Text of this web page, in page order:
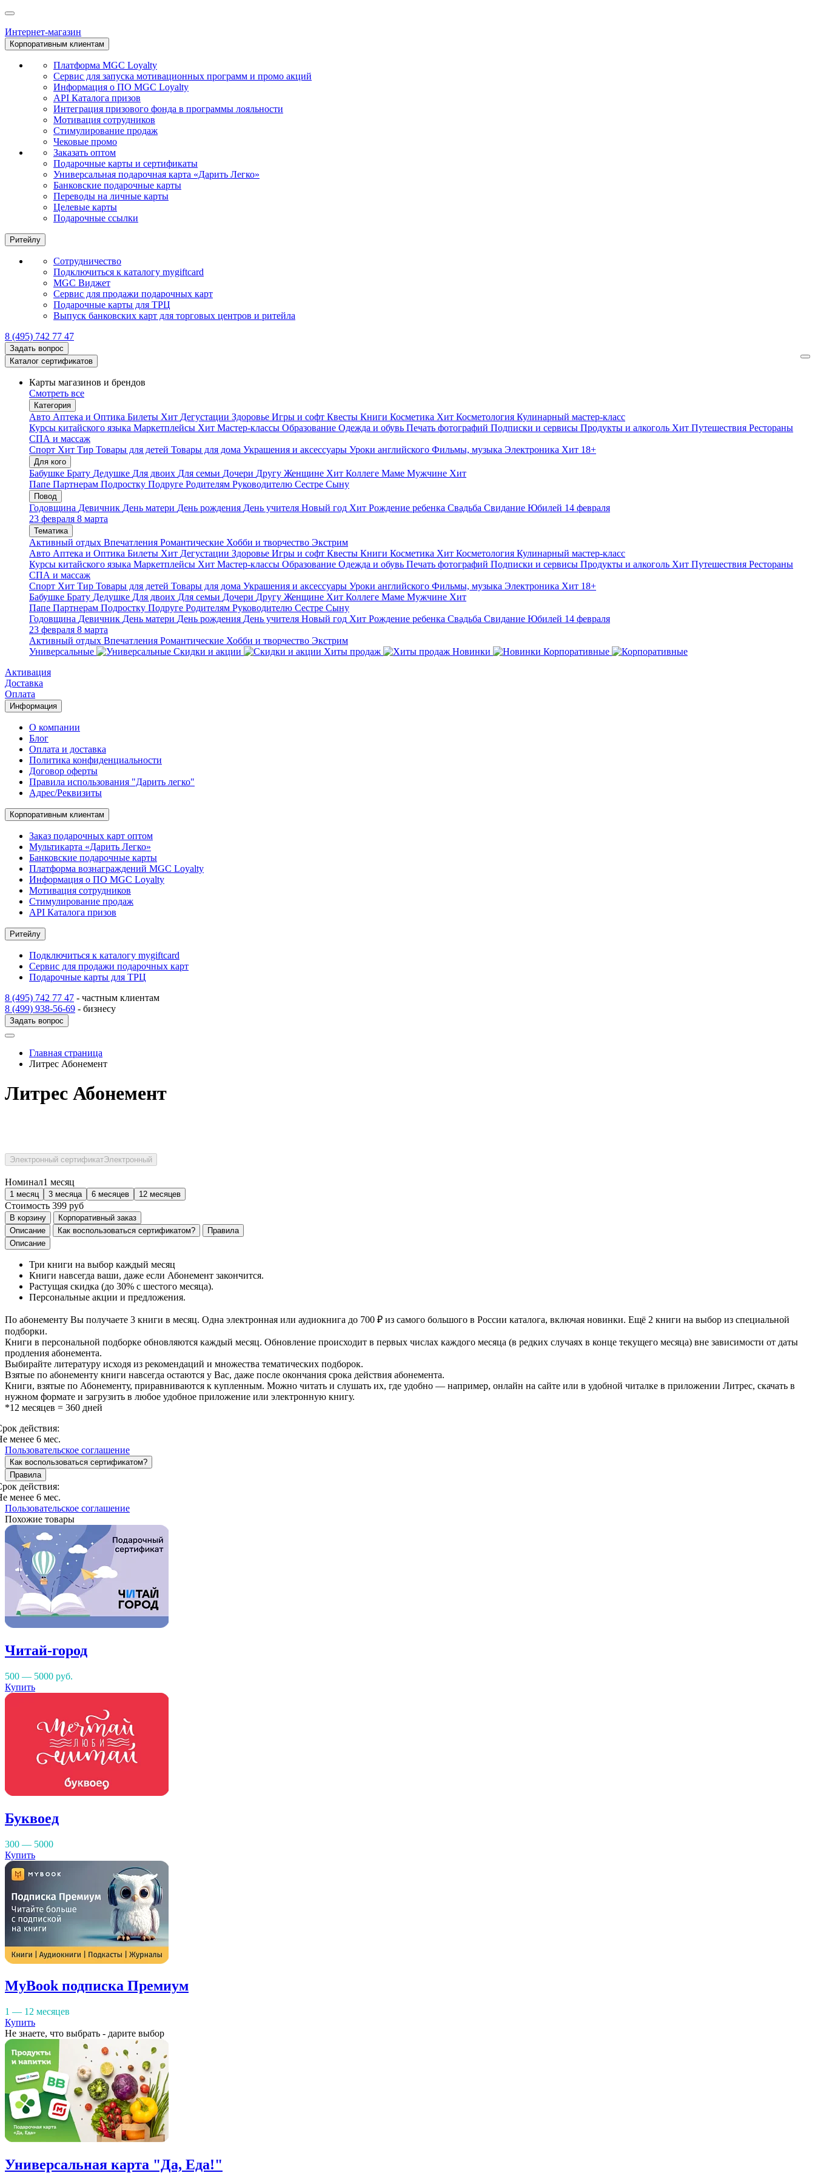
Интернет-магазин
Корпоративным клиентам
Платформа MGC Loyalty
Сервис для запуска мотивационных программ и промо акций
Информация о ПО MGC Loyalty
API Каталога призов
Интеграция призового фонда в программы лояльности
Мотивация сотрудников
Стимулирование продаж
Чековые промо
Заказать оптом
Подарочные карты и сертификаты
Универсальная подарочная карта «Дарить Легко»
Банковские подарочные карты
Переводы на личные карты
Целевые карты
Подарочные ссылки
Ритейлу
Сотрудничество
Подключиться к каталогу mygiftcard
MGC Виджет
Сервис для продажи подарочных карт
Подарочные карты для ТРЦ
Выпуск банковских карт для торговых центров и ритейла
8 (495) 742 77 47
Задать вопрос
Каталог сертификатов
Карты магазинов и брендов
Смотреть все
Категория
Авто Аптека и Оптика Билеты Хит Дегустации Здоровье Игры и софт Квесты Книги Косметика Хит Косметология Кулинарный мастер-класс
Курсы китайского языка Маркетплейсы Хит Мастер-классы Образование Одежда и обувь Печать фотографий Подписки и сервисы Продукты и алкоголь Хит Путешествия Рестораны
СПА и массаж
Спорт Хит Тир Товары для детей Товары для дома Украшения и аксессуары Уроки английского Фильмы, музыка Электроника Хит 18+
Для кого
Бабушке Брату Дедушке Для двоих Для семьи Дочери Другу Женщине Хит Коллеге Маме Мужчине Хит
Папе Партнерам Подростку Подруге Родителям Руководителю Сестре Сыну
Повод
Годовщина Девичник День матери День рождения День учителя Новый год Хит Рождение ребенка Свадьба Свидание Юбилей 14 февраля
23 февраля 8 марта
Тематика
Активный отдых Впечатления Романтические Хобби и творчество Экстрим
Авто Аптека и Оптика Билеты Хит Дегустации Здоровье Игры и софт Квесты Книги Косметика Хит Косметология Кулинарный мастер-класс
Курсы китайского языка Маркетплейсы Хит Мастер-классы Образование Одежда и обувь Печать фотографий Подписки и сервисы Продукты и алкоголь Хит Путешествия Рестораны
СПА и массаж
Спорт Хит Тир Товары для детей Товары для дома Украшения и аксессуары Уроки английского Фильмы, музыка Электроника Хит 18+
Бабушке Брату Дедушке Для двоих Для семьи Дочери Другу Женщине Хит Коллеге Маме Мужчине Хит
Папе Партнерам Подростку Подруге Родителям Руководителю Сестре Сыну
Годовщина Девичник День матери День рождения День учителя Новый год Хит Рождение ребенка Свадьба Свидание Юбилей 14 февраля
23 февраля 8 марта
Активный отдых Впечатления Романтические Хобби и творчество Экстрим
Универсальные
Скидки и акции Хиты продаж Новинки
Корпоративные
Активация
Доставка
Оплата
Информация
О компании
Блог
Оплата и доставка
Политика конфиденциальности
Договор оферты
Правила использования "Дарить легко"
Адрес/Реквизиты
Корпоративным клиентам
Заказ подарочных карт оптом
Мультикарта «Дарить Легко»
Банковские подарочные карты
Платформа вознаграждений MGC Loyalty
Информация о ПО MGC Loyalty
Мотивация сотрудников
Стимулирование продаж
API Каталога призов
Ритейлу
Подключиться к каталогу mygiftcard
Сервис для продажи подарочных карт
Подарочные карты для ТРЦ
8 (495) 742 77 47 - частным клиентам
8 (499) 938-56-69 - бизнесу
Задать вопрос
Главная страница
Литрес Абонемент
Литрес Абонемент
Электронный сертификатЭлектронный
Номинал1 месяц
1 месяц 3 месяца 6 месяцев 12 месяцев
Стоимость 399 руб
В корзину
Корпоративный заказ
Описание
Как воспользоваться сертификатом?
Правила
Описание
Три книги на выбор каждый месяц
Книги навсегда ваши, даже если Абонемент закончится.
Растущая скидка (до 30% с шестого месяца).
Персональные акции и предложения.
По абонементу Вы получаете 3 книги в месяц. Одна электронная или аудиокнига до 700 ₽ из самого большого в России каталога, включая новинки. Ещё 2 книги на выбор из специальной
подборки.
Книги в персональной подборке обновляются каждый месяц. Обновление происходит в первых числах каждого месяца (в редких случаях в конце текущего месяца) вне зависимости от даты
продления абонемента.
Выбирайте литературу исходя из рекомендаций и множества тематических подборок.
Взятые по абонементу книги навсегда остаются у Вас, даже после окончания срока действия абонемента.
Книги, взятые по Абонементу, приравниваются к купленным. Можно читать и слушать их, где удобно — например, онлайн на сайте или в удобной читалке в приложении Литрес, скачать в
нужном формате и загрузить в любое удобное приложение или электронную книгу.
*12 месяцев = 360 дней
действия:
менее 6 мес.
Пользовательское соглашение
Как воспользоваться сертификатом?
Правила
действия:
менее 6 мес.
Пользовательское соглашение
Похожие товары
Читай-город
500 — 5000 руб.
Купить
Буквоед
300 — 5000
Купить
MyBook подписка Премиум
1 — 12 месяцев
Купить
Не знаете, что выбрать - дарите выбор
Универсальная карта "Да, Еда!"